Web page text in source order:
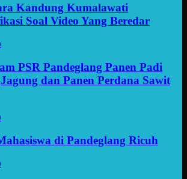
Kandung Kumalawati
Soal Video Yang Beredar
PSR Pandeglang Panen Padi
dan Panen Perdana Sawit
di Pandeglang Ricuh